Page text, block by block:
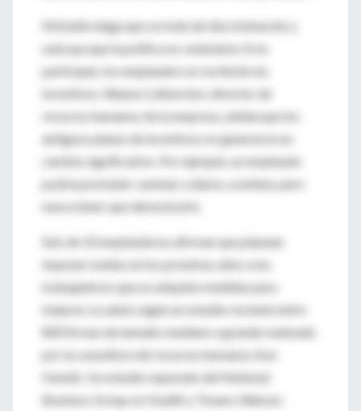
Michelin niega que se trate de discriminación y
subraya que la política es voluntaria. Si no
participan, los empleados no recibirán los
incentivos. Wayne Culberston, director de
recursos humanos de la empresa, señala que los
antiguos planes de incentivos no generaron un
cambio significativo. Por ejemplo, un empleado
podría prometer caminar a diario, sostiene, pero
nunca tener que demostrarlo.
Seis de 10 empleadores afirman que planean
imponer multas en los próximos años a los
trabajadores que no adopten medidas para
mejorar su salud, según un estudio reciente entre
800 firmas de tamaño mediano a grande realizado
por la consultora de recursos humanos Aon
Hewitt. Un estudio separado del National
Business Group on Health y Towers Watson